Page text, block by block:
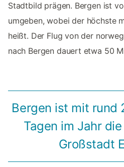
Stadtbild prägen. Bergen ist
umgeben, wobei der höchste
heißt. Der Flug von der
nach Bergen dauert etwa 50
Bergen ist mit rund
Tagen im Jahr
Großstadt